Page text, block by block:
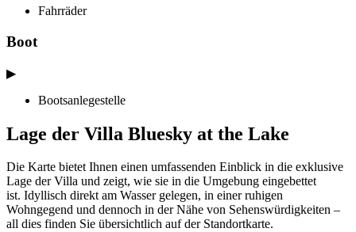
Fahrräder
Boot
▶
Bootsanlegestelle
Lage der Villa Bluesky at the Lake
Die Karte bietet Ihnen einen umfassenden Einblick in die exklusive
Lage der Villa und zeigt, wie sie in die Umgebung eingebettet
ist. Idyllisch direkt am Wasser gelegen, in einer ruhigen
Wohngegend und dennoch in der Nähe von Sehenswürdigkeiten –
all dies finden Sie übersichtlich auf der Standortkarte.